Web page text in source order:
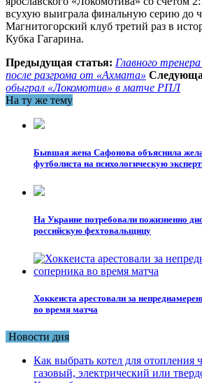
всухую выиграла финальную серию до
Магнитогорский клуб третий раз в
Кубка Гагарина.
Предыдущая статья: Главного
после разгрома от «Ахмата»
обыграл «Локомотив» в матче РПЛ
На ту же тему
Бывшая жена Сафонова объяснила
футболиста на психологическую
На Украине потребовали пожизненно
российскую фехтовальщицу
Хоккеиста арестовали за
во время матча
Новости дня
Как выбрать котел для отопления
газовый, электрический или